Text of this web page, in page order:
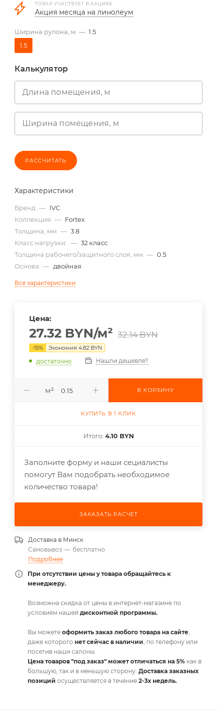
ТОВАР УЧАСТВУЕТ В АКЦИЯХ
Акция месяца на линолеум
Ширина рулона, м — 1.5
1.5
Калькулятор
Длина помещения, м
Ширина помещения, м
РАССЧИТАТЬ
Характеристики
Бренд — IVC
Коллекция — Fortex
Толщина, мм — 3.8
Класс нагрузки: — 32 класс
Толщина рабочего/защитного слоя, мм — 0.5
Основа — двойная
Все характеристики
Цена:
27.32 BYN/м² 32.14BYN
-15% Экономия 4.82 BYN
достаточно Нашли дешевле?
м² В КОРЗИНУ
КУПИТЬ В 1 КЛИК
Итого: 4.10 BYN
Заполните форму и наши сециалисты
помогут Вам подобрать необходимое
количество товара!
ЗАКАЗАТЬ РАСЧЕТ
Доставка в Минск
Самовывоз — бесплатно
Подробнее
При отсутствии цены у товара обращайтесь к
менеджеру.
Возможна скидка от цены в интернет-магазине по
условиям нашей дисконтной программы.
Вы можете оформить заказ любого товара на сайте,
даже которого нет сейчас в наличии, по телефону или
посетив наши салоны.
Цена товаров "под заказ" может отличаться на 5% как в
большую, так и в меньшую сторону. Доставка заказных
позиций осуществляется в течение 2-3х недель.